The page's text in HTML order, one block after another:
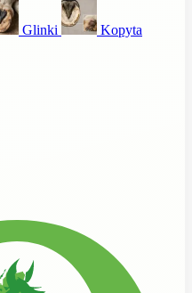
Glinki
Kopyta